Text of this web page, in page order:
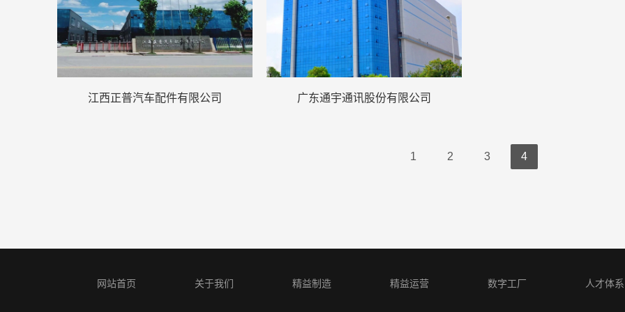
江西正普汽车配件有限公司 广东通宇通讯股份有限公司
1 2 3 4
网站首页 关于我们 精益制造 精益运营 数字工厂 人才体系